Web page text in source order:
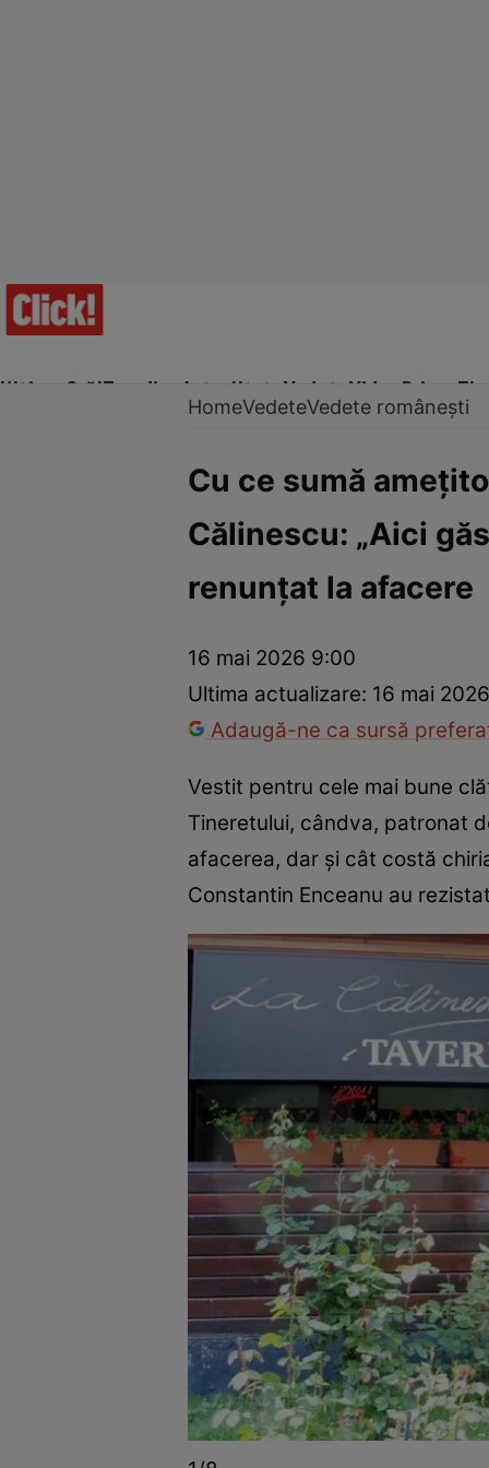
Ultima Oră!Trending Actualitate Vedete Video Prime
Vedete internaționaleVedete româneștiInterviurile
HomeVedeteVedete românești
Cu ce sumă
Călinescu: „Aici
renunțat la afacere
16 mai 2026 9:00
Ultima actualizare: 16 mai
Adaugă-ne ca sursă
Vestit pentru cele mai bune
Tineretului, cândva, patronat
afacerea, dar și cât costă
Constantin Enceanu au